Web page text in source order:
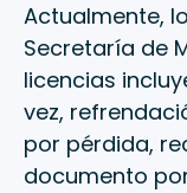
Actualmente,
Secretaría de
licencias
vez,
por pérdida,
documento